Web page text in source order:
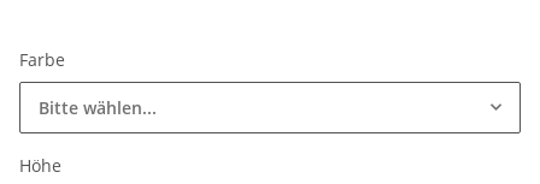
Farbe
Bitte wählen...
Höhe